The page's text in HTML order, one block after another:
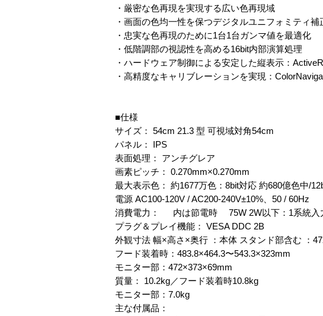
・厳密な色再現を実現する広い色再現域
・画面の色均一性を保つデジタルユニフォミティ補
・忠実な色再現のために1台1台ガンマ値を最適化
・低階調部の視認性を高める16bit内部演算処理
・ハードウェア制御による安定した縦表示：
・高精度なキャリブレーションを実現：
■仕様
サイズ： 54cm 21.3 型 可視域対角54cm
パネル： IPS
表面処理： アンチグレア
画素ピッチ： 0.270mm×0.270mm
最大表示色： 約1677万色：8bit対応 約680億色中/
電源 AC100-120V / AC200-240V±10%、50 / 60Hz
消費電力： 内は節電時 75W 2W以下：1系統入
プラグ＆プレイ機能： VESA DDC 2B
外観寸法 幅×高さ×奥行 ：本体 スタンド部含む ：
フード装着時：483.8×464.3〜543.3×323mm
モニター部：472×373×69mm
質量： 10.2kg／フード装着時10.8kg
モニター部：7.0kg
主な付属品：